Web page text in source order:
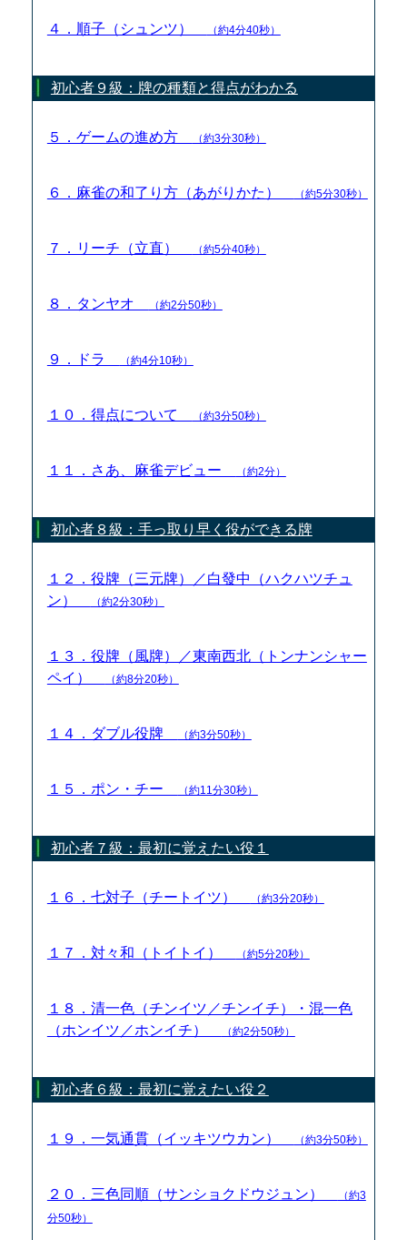
４．順子（シュンツ） （約4分40秒）
初心者９級：牌の種類と得点がわかる
５．ゲームの進め方 （約3分30秒）
６．麻雀の和了り方（あがりかた） （約5分30秒）
７．リーチ（立直） （約5分40秒）
８．タンヤオ （約2分50秒）
９．ドラ （約4分10秒）
１０．得点について （約3分50秒）
１１．さあ、麻雀デビュー （約2分）
初心者８級：手っ取り早く役ができる牌
１２．役牌（三元牌）／白發中（ハクハツチュ
ン）
（約2分30秒）
１３．役牌（風牌）／東南西北（トンナンシャー
ペイ）
（約8分20秒）
１４．ダブル役牌 （約3分50秒）
１５．ポン・チー （約11分30秒）
初心者７級：最初に覚えたい役１
１６．七対子（チートイツ） （約3分20秒）
１７．対々和（トイトイ） （約5分20秒）
１８．清一色（チンイツ／チンイチ）・混一色
（ホンイツ／ホンイチ）
（約2分50秒）
初心者６級：最初に覚えたい役２
１９．一気通貫（イッキツウカン） （約3分50秒）
２０．三色同順（サンショクドウジュン）
（約3
分50秒）